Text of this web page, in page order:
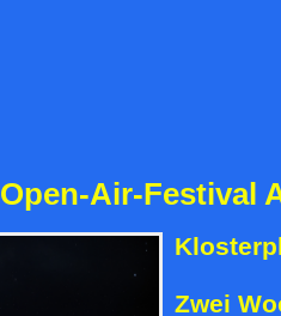
Open-Air-Festival
Zwei